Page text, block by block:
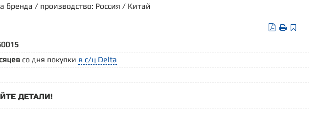
бренда / производство: Россия / Китай
со дня покупки в с/ц Delta
ДЕТАЛИ!